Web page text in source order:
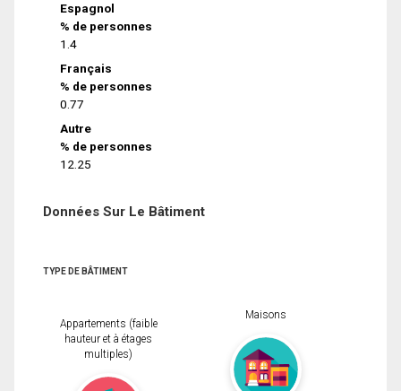
Espagnol
% de personnes
1.4
Français
% de personnes
0.77
Autre
% de personnes
12.25
Données Sur Le Bâtiment
TYPE DE BÂTIMENT
Appartements (faible
hauteur et à étages
multiples)
Maisons